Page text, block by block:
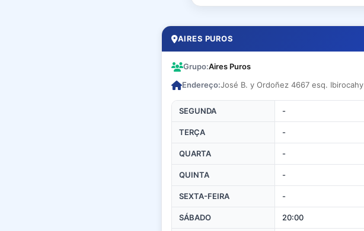
AIRES PUROS
Grupo:Aires Puros
Endereço:José B. y Ordoñez 4667 esq. Ibirocahy
SEGUNDA -
TERÇA -
QUARTA -
QUINTA -
SEXTA-FEIRA -
SÁBADO 20:00